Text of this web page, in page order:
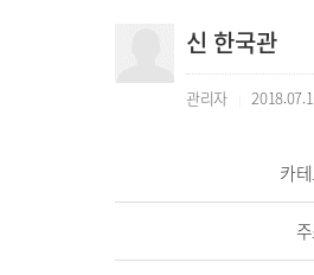
신 한국관
관리자
카